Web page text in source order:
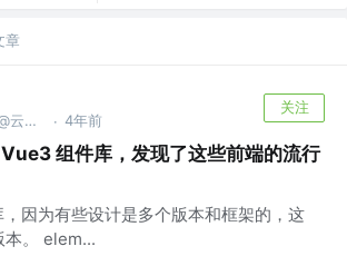
章
前端菜狗 @云原生可观测性 · 4年前
关注
组件库，发现了这些前端的流行
因为有些设计是多个版本和框架的，这
本。 elem...